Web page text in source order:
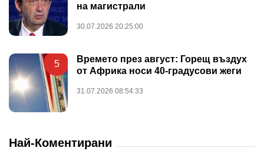
на магистрали
30.07.2026 20:25:00
5
Времето през август: Горещ въздух
от Африка носи 40-градусови жеги
31.07.2026 08:54:33
Най-Коментирани